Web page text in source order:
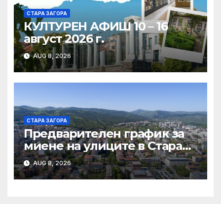
СТАРА ЗАГОРА
КУЛТУРЕН АФИШ 10 – 16
август 2026 г.
AUG 8, 2026
СТАРА ЗАГОРА
Предварителен график за
миене на улиците в Стара
Загора за периода от
10.08.2026 до 14.08.2026 г.
AUG 8, 2026